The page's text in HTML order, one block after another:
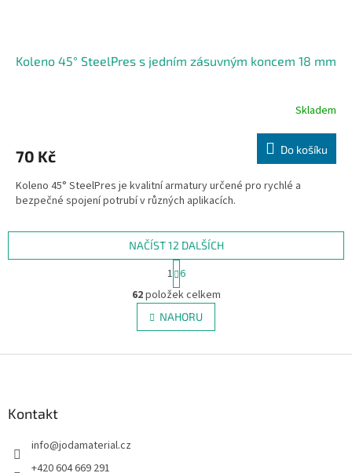
Koleno 45° SteelPres s jedním zásuvným koncem 18 mm
Skladem
70 Kč Do košíku
Koleno 45° SteelPres je kvalitní armatury určené pro rychlé a
bezpečné spojení potrubí v různých aplikacích.
O
v
l
á
NAČÍST 12 DALŠÍCH
S
t
r
á
n
k
v
1 6
62položek celkem
NAHORU
Kontakt
info@jodamaterial.cz
+420 604 669 291